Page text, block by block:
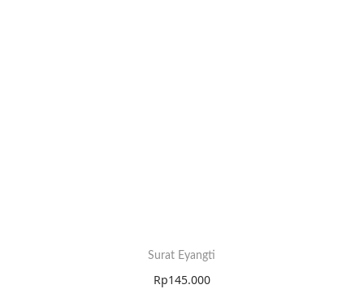
Surat Eyangti
Rp145.000